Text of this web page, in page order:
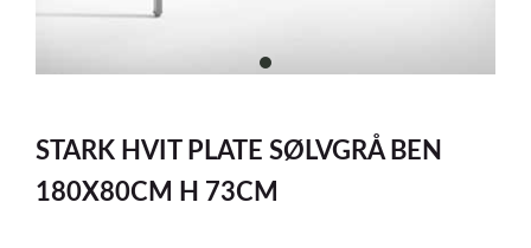
item
of
1
STARK HVIT PLATE SØLVGRÅ BEN
180X80CM H 73CM